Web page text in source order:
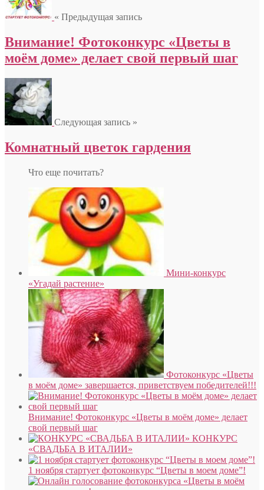
« Предыдущая запись
Внимание! Фотоконкурс «Цветы в
моём доме» делает свой первый шаг
Следующая запись »
Комнатный цветок гардения
Что еще почитать?
Мини-конкурс
«Угадай растение»
Фотоконкурс «Цветы
в моём доме» завершается, приветствуем победителей!!!
Внимание! Фотоконкурс «Цветы в моём доме» делает
свой первый шаг
КОНКУРС
«СВАДЬБА В ИТАЛИИ»
1 ноября стартует фотоконкурс “Цветы в моем доме”!